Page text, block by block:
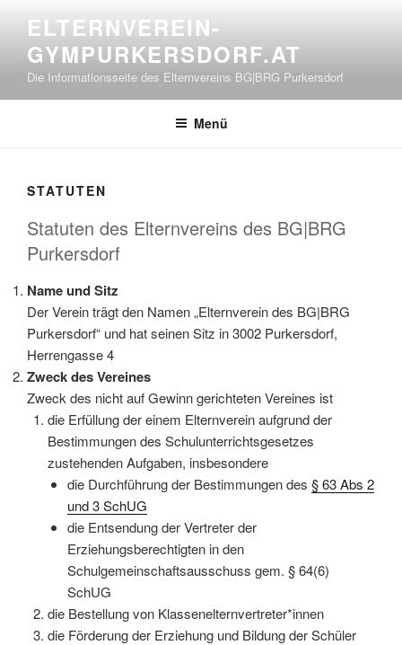
springen
ELTERNVEREIN-
GYMPURKERSDORF.AT
Die Informationsseite des Elternvereins BG|BRG Purkersdorf
Menü
STATUTEN
Statuten des Elternvereins des BG|BRG
Purkersdorf
Name und Sitz
Der Verein trägt den Namen „Elternverein des BG|BRG
Purkersdorf“ und hat seinen Sitz in 3002 Purkersdorf,
Herrengasse 4
Zweck des Vereines
Zweck des nicht auf Gewinn gerichteten Vereines ist
die Erfüllung der einem Elternverein aufgrund der
Bestimmungen des Schulunterrichtsgesetzes
zustehenden Aufgaben, insbesondere
die Durchführung der Bestimmungen des § 63 Abs 2
und 3 SchUG
die Entsendung der Vertreter der
Erziehungsberechtigten in den
Schulgemeinschaftsausschuss gem. § 64(6)
SchUG
die Bestellung von Klassenelternvertreter*innen
die Förderung der Erziehung und Bildung der Schüler